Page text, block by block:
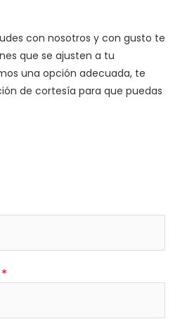
con nosotros y con gusto te
que se ajusten a tu
una opción adecuada, te
de cortesía para que puedas
*